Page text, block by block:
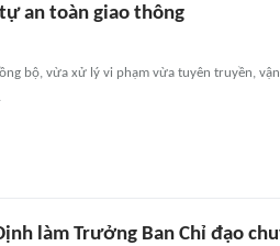
an toàn giao thông
bộ, vừa xử lý vi phạm vừa tuyên truyền,
làm Trưởng Ban Chỉ đạo